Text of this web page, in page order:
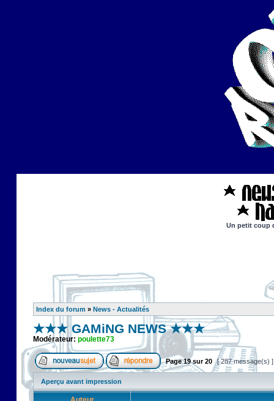
Un petit coup
Index du forum » News - Actualités
★★★ GAMiNG NEWS ★★★
Modérateur: poulette73
Page19sur20 [ 287 message(s)
Aperçu avant impression